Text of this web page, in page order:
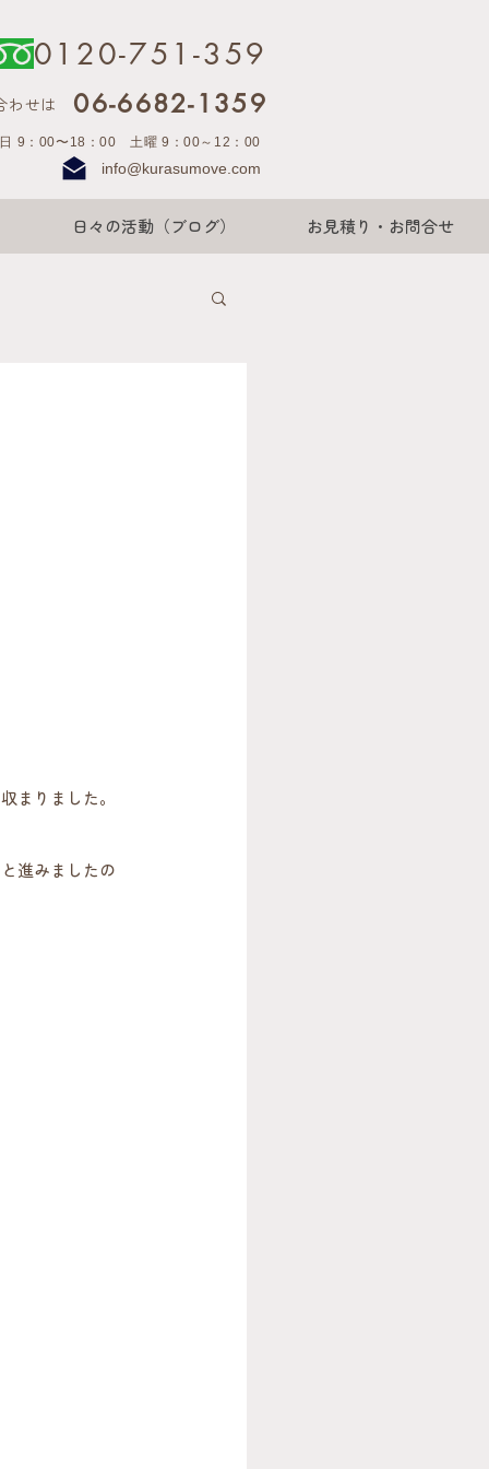
0120-751-359
06-6682-1359
わせは
9：00〜18：00 土曜 9：00～12：00
info@kurasumove.com
日々の活動（ブログ） お見積り・お問合せ
まりました。
進みましたの